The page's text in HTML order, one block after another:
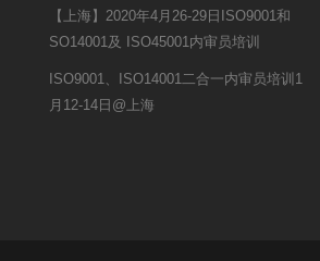
【上海】2020年4月26-29日ISO9001和
SO14001及 ISO45001内审员培训
ISO9001、ISO14001二合一内审员培训1
月12-14日@上海